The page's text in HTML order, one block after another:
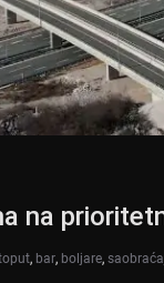
na
, bar, boljare,